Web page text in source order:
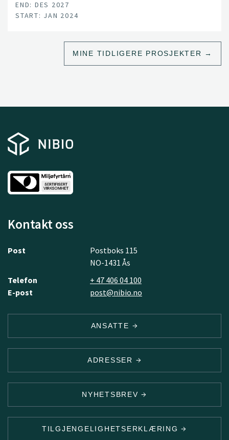
END: DES 2027
START: JAN 2024
MINE TIDLIGERE PROSJEKTER
Kontakt oss
Post
Postboks 115
NO-1431 Ås
Telefon
+ 47 406 04 100
E-post
post@nibio.no
ANSATTE
ADRESSER
NYHETSBREV
TILGJENGELIGHETSERKLÆRING